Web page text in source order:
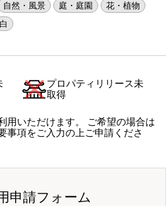
自然・風景 庭・庭園
花・植物
白
プロパティリリース未
取得
用いただけます。 ご希望の場合は
事項をご入力の上ご申請くださ
申請フォーム